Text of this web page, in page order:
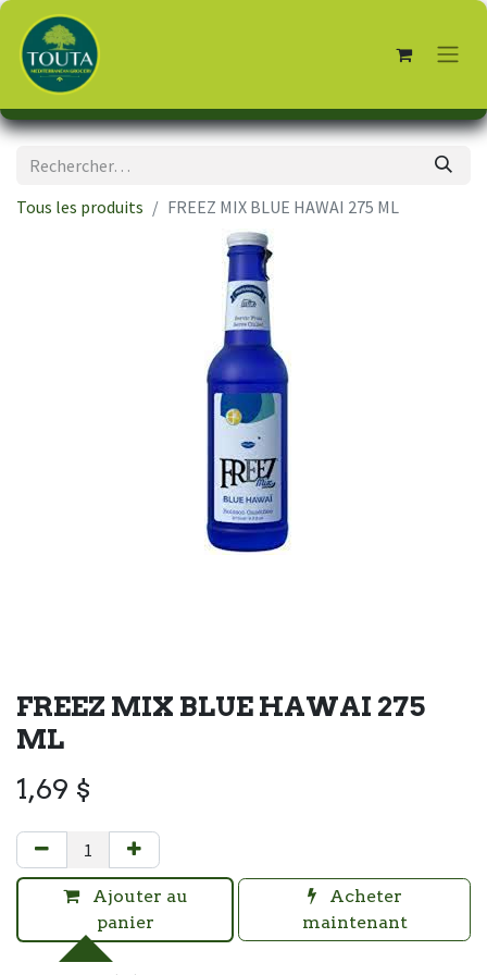
Tous les produits FREEZ MIX BLUE HAWAI 275 ML
FREEZ MIX BLUE HAWAI 275
ML
1,69 $
Ajouter au
panier
Acheter
maintenant